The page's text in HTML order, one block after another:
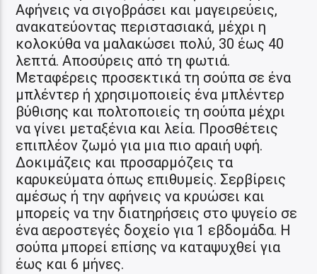
Αφήνεις να σιγοβράσει και μαγειρεύεις,
ανακατεύοντας περιστασιακά, μέχρι η
κολοκύθα να μαλακώσει πολύ, 30 έως 40
λεπτά. Αποσύρεις από τη φωτιά.
Μεταφέρεις προσεκτικά τη σούπα σε ένα
μπλέντερ ή χρησιμοποιείς ένα μπλέντερ
βύθισης και πολτοποιείς τη σούπα μέχρι
να γίνει μεταξένια και λεία. Προσθέτεις
επιπλέον ζωμό για μια πιο αραιή υφή.
Δοκιμάζεις και προσαρμόζεις τα
καρυκεύματα όπως επιθυμείς. Σερβίρεις
αμέσως ή την αφήνεις να κρυώσει και
μπορείς να την διατηρήσεις στο ψυγείο σε
ένα αεροστεγές δοχείο για 1 εβδομάδα. Η
σούπα μπορεί επίσης να καταψυχθεί για
έως και 6 μήνες.